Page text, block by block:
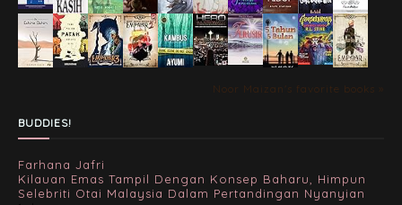
Noor Maizan's favorite books »
BUDDIES!
Farhana Jafri
Kilauan Emas Tampil Dengan Konsep Baharu, Himpun
Selebriti Otai Malaysia Dalam Pertandingan Nyanyian